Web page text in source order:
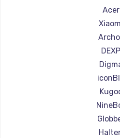
Ремонт
Ремонт
Ремонт
Ремонт
Ремонт
Ремонт
Acer
DEXP